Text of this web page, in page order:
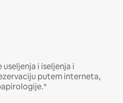
i iseljenja i
putem interneta,